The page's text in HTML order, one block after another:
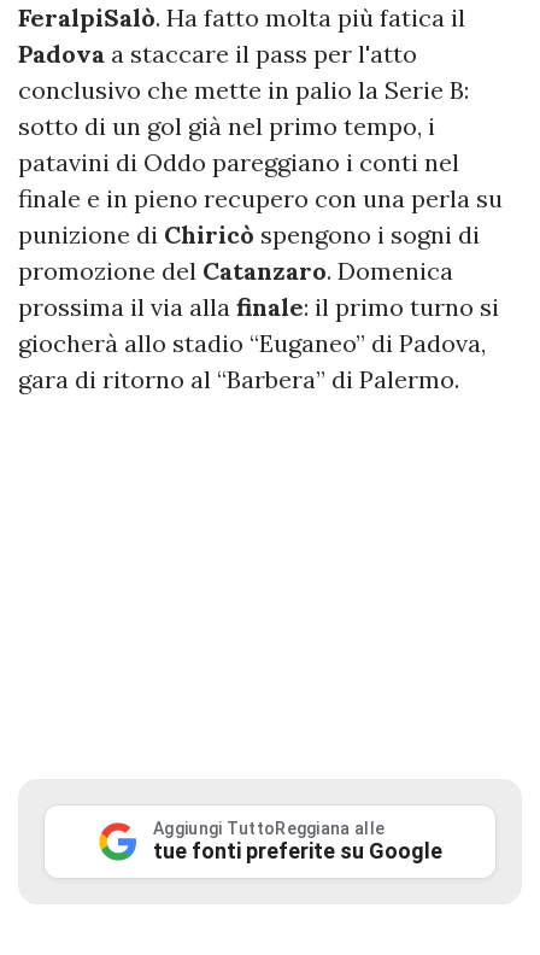
FeralpiSalò. Ha fatto molta più fatica il
Padova a staccare il pass per l'atto
conclusivo che mette in palio la Serie B:
sotto di un gol già nel primo tempo, i
patavini di Oddo pareggiano i conti nel
finale e in pieno recupero con una perla su
punizione di Chiricò spengono i sogni di
promozione del Catanzaro. Domenica
prossima il via alla finale: il primo turno si
giocherà allo stadio “Euganeo” di Padova,
gara di ritorno al “Barbera” di Palermo.
Aggiungi TuttoReggiana alle
tue fonti preferite su Google